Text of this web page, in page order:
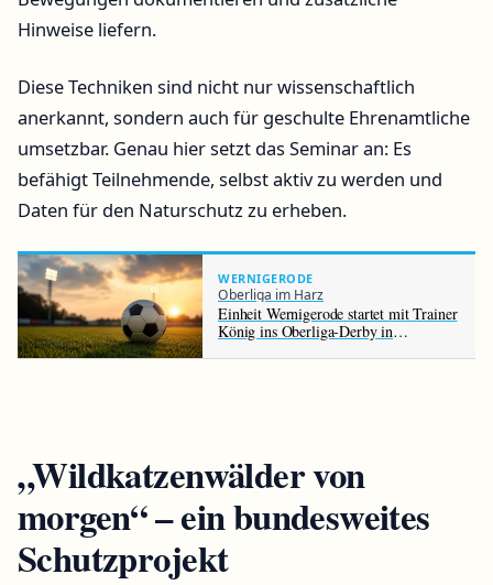
Hinweise liefern.
Diese Techniken sind nicht nur wissenschaftlich
anerkannt, sondern auch für geschulte Ehrenamtliche
umsetzbar. Genau hier setzt das Seminar an: Es
befähigt Teilnehmende, selbst aktiv zu werden und
Daten für den Naturschutz zu erheben.
WERNIGERODE
Oberliga im Harz
Einheit Wernigerode startet mit Trainer
König ins Oberliga-Derby in
„Wildkatzenwälder von
morgen“ – ein bundesweites
Schutzprojekt